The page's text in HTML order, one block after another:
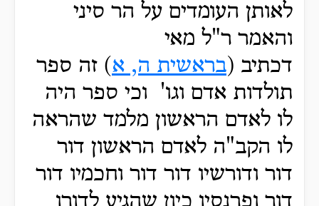
לאותן העומדים על הר סיני
והאמר ר"ל מאי
דכתיב (בראשית ה, א) זה ספר
תולדות אדם וגו' וכי ספר היה
לו לאדם הראשון מלמד שהראה
לו הקב"ה לאדם הראשון דור
דור ודורשיו דור דור וחכמיו דור